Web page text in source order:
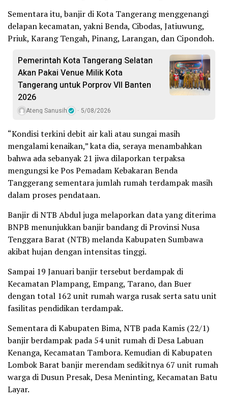
Sementara itu, banjir di Kota Tangerang menggenangi
delapan kecamatan, yakni Benda, Cibodas, Jatiuwung,
Priuk, Karang Tengah, Pinang, Larangan, dan Cipondoh.
Pemerintah Kota Tangerang Selatan
Akan Pakai Venue Milik Kota
Tangerang untuk Porprov VII Banten
2026
Ateng Sanusih 5/08/2026
“Kondisi terkini debit air kali atau sungai masih
mengalami kenaikan,” kata dia, seraya menambahkan
bahwa ada sebanyak 21 jiwa dilaporkan terpaksa
mengungsi ke Pos Pemadam Kebakaran Benda
Tanggerang sementara jumlah rumah terdampak masih
dalam proses pendataan.
Banjir di NTB Abdul juga melaporkan data yang diterima
BNPB menunjukkan banjir bandang di Provinsi Nusa
Tenggara Barat (NTB) melanda Kabupaten Sumbawa
akibat hujan dengan intensitas tinggi.
Sampai 19 Januari banjir tersebut berdampak di
Kecamatan Plampang, Empang, Tarano, dan Buer
dengan total 162 unit rumah warga rusak serta satu unit
fasilitas pendidikan terdampak.
Sementara di Kabupaten Bima, NTB pada Kamis (22/1)
banjir berdampak pada 54 unit rumah di Desa Labuan
Kenanga, Kecamatan Tambora. Kemudian di Kabupaten
Lombok Barat banjir merendam sedikitnya 67 unit rumah
warga di Dusun Presak, Desa Meninting, Kecamatan Batu
Layar.